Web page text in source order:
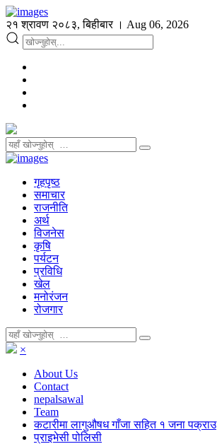
२१ श्रावण २०८३, बिहीबार । Aug 06, 2026
गृहपृष्ठ
समाचार
राजनीति
अर्थ
विजनेस
कृषि
पर्यटन
प्रविधि
खेल
मनोरंजन
रोजगार
×
About Us
Contact
nepalsawal
Team
कटारीमा लागुऔषध गाँजा सहित १ जना पक्राउ
प्राइभेसी पोलिसी